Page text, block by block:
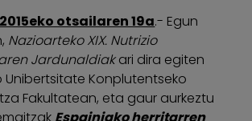
otsailaren 19a.- Egun
Nazioarteko XIX. Nutrizio
Jardunaldiakari dira egiten
Unibertsitate Konplutentseko
Fakultatean, eta gaur aurkeztu